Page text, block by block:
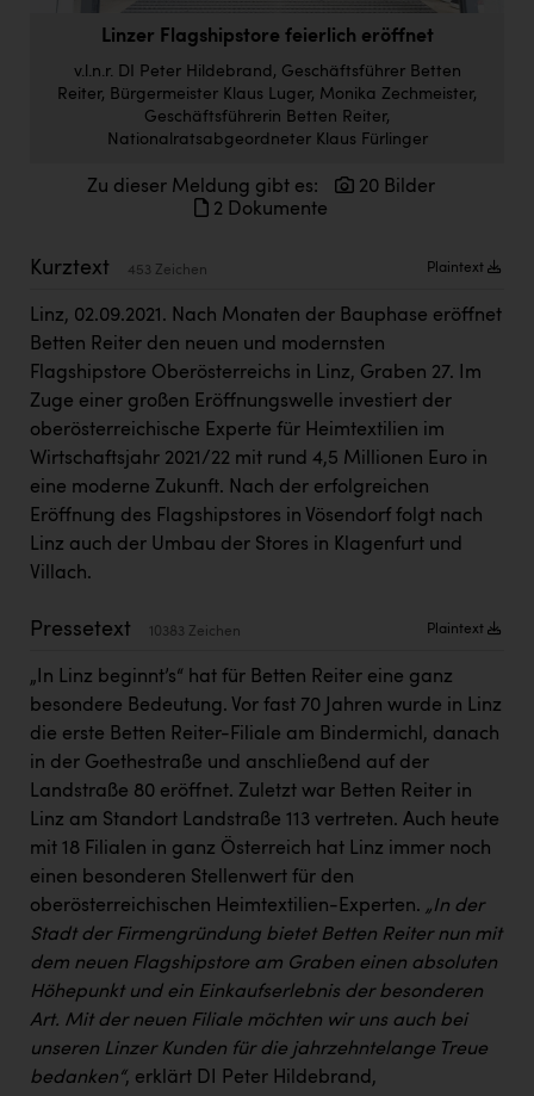
ERLUS AG
Fristads Austria
Immotech
INTERSPAR
INTERSPORT Austria
Jesolo
Jane Goodall Institute Austria
Kärcher
KEBA
KIWI Kinderwunsch Institut Dr. Loimer
KLIPP Frisör
Kleider Bauer
Kremsmüller Anlagenbau GmbH
Maximarkt
Oldtimer Raststationen und Motorhotels
Österreichischer Kachelofenverband
Orlen
PEZ
Linzer Flagshipstore feierlich eröffnet
v.l.n.r. DI Peter Hildebrand, Geschäftsführer Betten
Reiter, Bürgermeister Klaus Luger, Monika Zechmeister,
Geschäftsführerin Betten Reiter,
Nationalratsabgeordneter Klaus Fürlinger
Zu dieser Meldung gibt es:
20 Bilder
2 Dokumente
Kurztext 453 Zeichen Plaintext
Linz, 02.09.2021. Nach Monaten der Bauphase eröffnet
Betten Reiter den neuen und modernsten
Flagshipstore Oberösterreichs in Linz, Graben 27. Im
Zuge einer großen Eröffnungswelle investiert der
oberösterreichische Experte für Heimtextilien im
Wirtschaftsjahr 2021/22 mit rund 4,5 Millionen Euro in
eine moderne Zukunft. Nach der erfolgreichen
Eröffnung des Flagshipstores in Vösendorf folgt nach
Linz auch der Umbau der Stores in Klagenfurt und
Villach.
Pressetext 10383 Zeichen Plaintext
„In Linz beginnt’s“ hat für Betten Reiter eine ganz
besondere Bedeutung. Vor fast 70 Jahren wurde in Linz
die erste Betten Reiter-Filiale am Bindermichl, danach
in der Goethestraße und anschließend auf der
Landstraße 80 eröffnet. Zuletzt war Betten Reiter in
Linz am Standort Landstraße 113 vertreten. Auch heute
mit 18 Filialen in ganz Österreich hat Linz immer noch
einen besonderen Stellenwert für den
oberösterreichischen Heimtextilien-Experten. „In der
Stadt der Firmengründung bietet Betten Reiter nun mit
dem neuen Flagshipstore am Graben einen absoluten
Höhepunkt und ein Einkaufserlebnis der besonderen
Art. Mit der neuen Filiale möchten wir uns auch bei
unseren Linzer Kunden für die jahrzehntelange Treue
bedanken“, erklärt DI Peter Hildebrand,